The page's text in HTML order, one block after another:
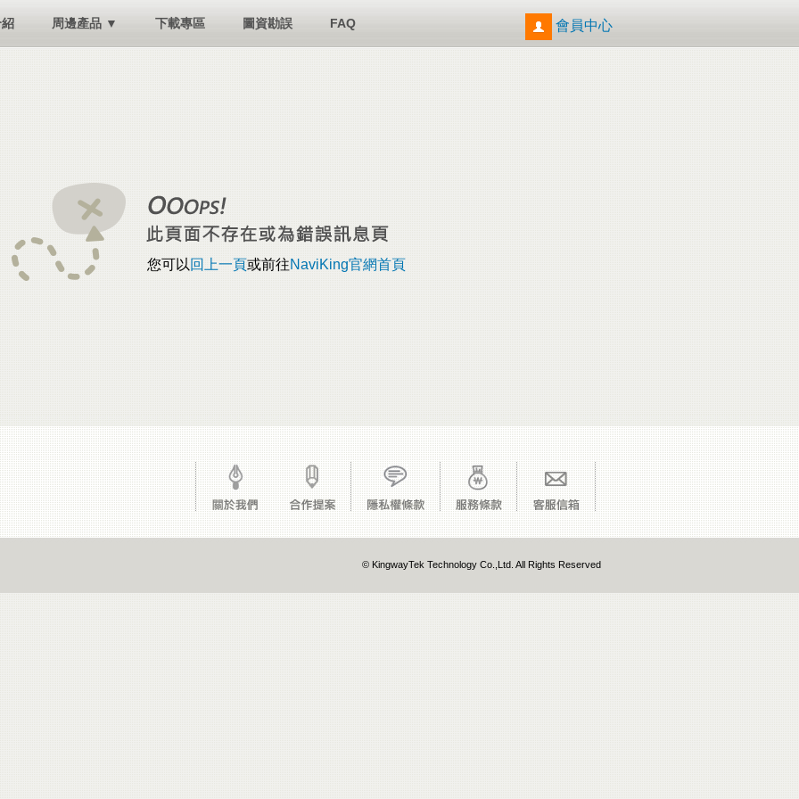
周邊產品 ▼ 下載專區 圖資勘誤 FAQ 會員中心
您可以 回上一頁或前往NaviKing官網首頁
© KingwayTek Technology Co.,Ltd. All Rights Reserved